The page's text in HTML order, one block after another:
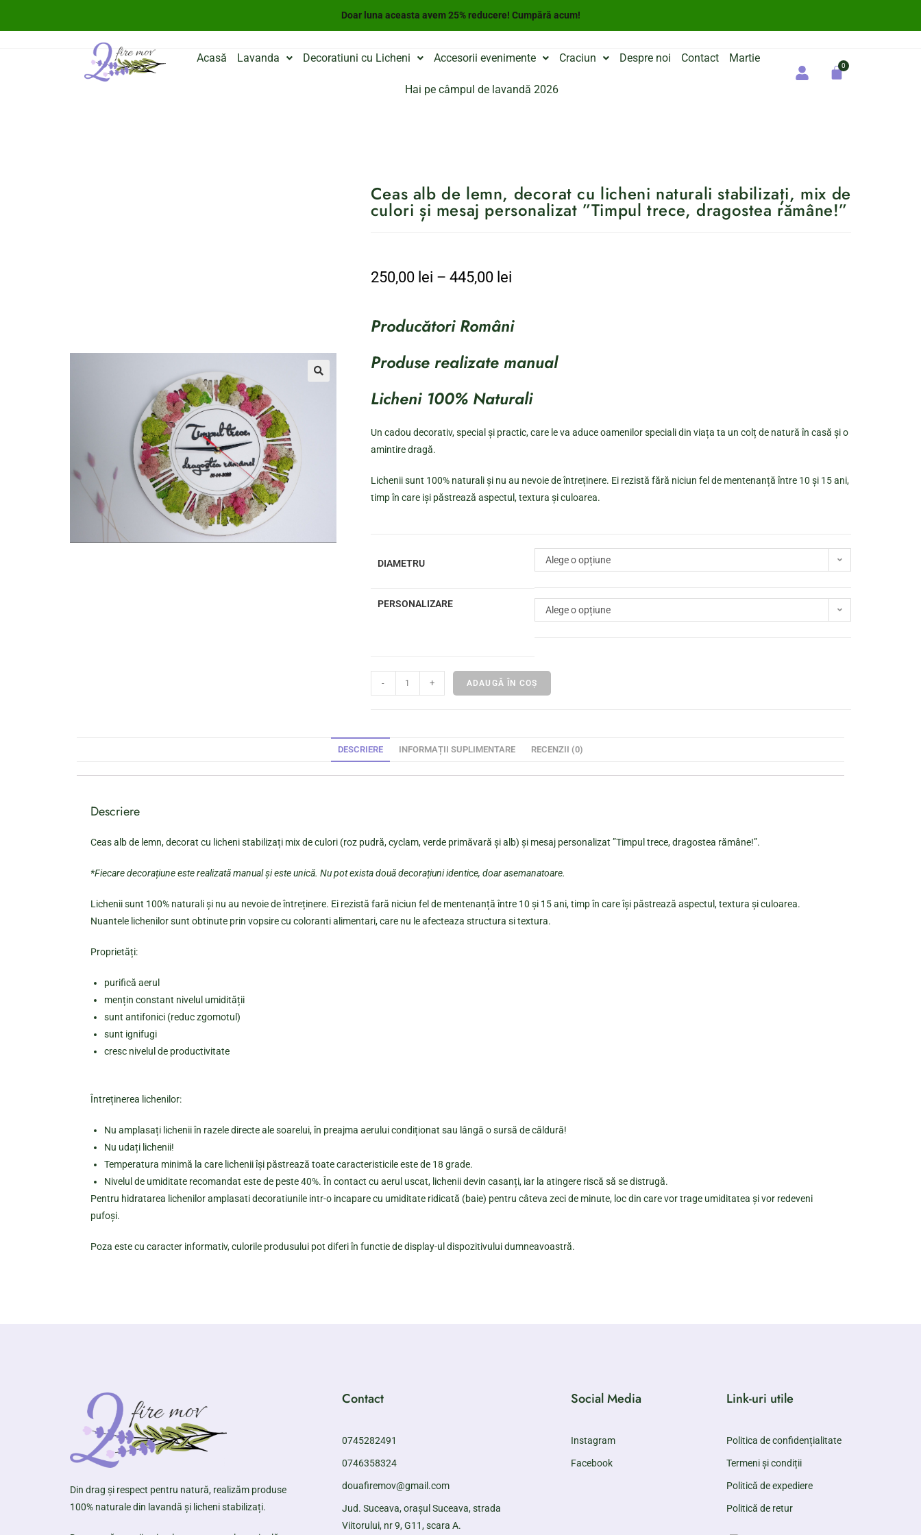
Doar luna aceasta avem 25% reducere! Cumpără acum!
Acasă Lavanda Decoratiuni cu Licheni Accesorii evenimente Craciun Despre noi Contact Martie
Hai pe câmpul de lavandă 2026
Ceas alb de lemn, decorat cu licheni naturali stabilizați, mix de
culori și mesaj personalizat ”Timpul trece, dragostea rămâne!”
250,00 lei – 445,00 lei
Producători Români
Produse realizate manual
Licheni 100% Naturali
Un cadou decorativ, special și practic, care le va aduce oamenilor speciali din viața ta un colț de natură în casă și o
amintire dragă.
Lichenii sunt 100% naturali și nu au nevoie de întreținere. Ei rezistă fără niciun fel de mentenanță între 10 și 15 ani,
timp în care iși păstrează aspectul, textura și culoarea.
DIAMETRU Alege o opțiune
PERSONALIZARE
Alege o opțiune
- + ADAUGĂ ÎN COȘ
DESCRIERE INFORMAȚII SUPLIMENTARE RECENZII (0)
Descriere
Ceas alb de lemn, decorat cu licheni stabilizați mix de culori (roz pudră, cyclam, verde primăvară și alb) și mesaj personalizat ”Timpul trece, dragostea rămâne!”.
*Fiecare decorațiune este realizată manual și este unică. Nu pot exista două decorațiuni identice, doar asemanatoare.
Lichenii sunt 100% naturali și nu au nevoie de întreținere. Ei rezistă fară niciun fel de mentenanță între 10 și 15 ani, timp în care își păstrează aspectul, textura și culoarea.
Nuantele lichenilor sunt obtinute prin vopsire cu coloranti alimentari, care nu le afecteaza structura si textura.
Proprietăți:
purifică aerul
mențin constant nivelul umidității
sunt antifonici (reduc zgomotul)
sunt ignifugi
cresc nivelul de productivitate
Întreținerea lichenilor:
Nu amplasați lichenii în razele directe ale soarelui, în preajma aerului condiționat sau lângă o sursă de căldură!
Nu udați lichenii!
Temperatura minimă la care lichenii își păstrează toate caracteristicile este de 18 grade.
Nivelul de umiditate recomandat este de peste 40%. În contact cu aerul uscat, lichenii devin casanți, iar la atingere riscă să se distrugă.
Pentru hidratarea lichenilor amplasati decoratiunile intr-o incapare cu umiditate ridicată (baie) pentru câteva zeci de minute, loc din care vor trage umiditatea și vor redeveni
pufoși.
Poza este cu caracter informativ, culorile produsului pot diferi în functie de display-ul dispozitivului dumneavoastră.
Din drag și respect pentru natură, realizăm produse
100% naturale din lavandă și licheni stabilizați.
Contact
0745282491
0746358324
douafiremov@gmail.com
Jud. Suceava, orașul Suceava, strada
Viitorului, nr 9, G11, scara A.
Social Media
Instagram
Facebook
Link-uri utile
Politica de confidențialitate
Termeni și condiții
Politică de expediere
Politică de retur